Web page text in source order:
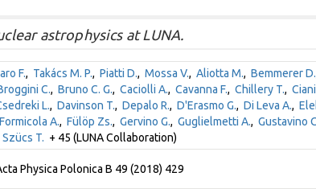
astrophysics at LUNA.
F., Takács M. P., Piatti D., Mossa V., Aliotta M., Bemmerer D.
C., Bruno C. G., Caciolli A., Cavanna F., Chillery T., Ciani
L., Davinson T., Depalo R., D'Erasmo G., Di Leva A.,
Formicola A., Fülöp Zs., Gervino G., Guglielmetti A., Gustavino
Szücs T. + 45 (LUNA Collaboration)
Physica Polonica B 49 (2018) 429